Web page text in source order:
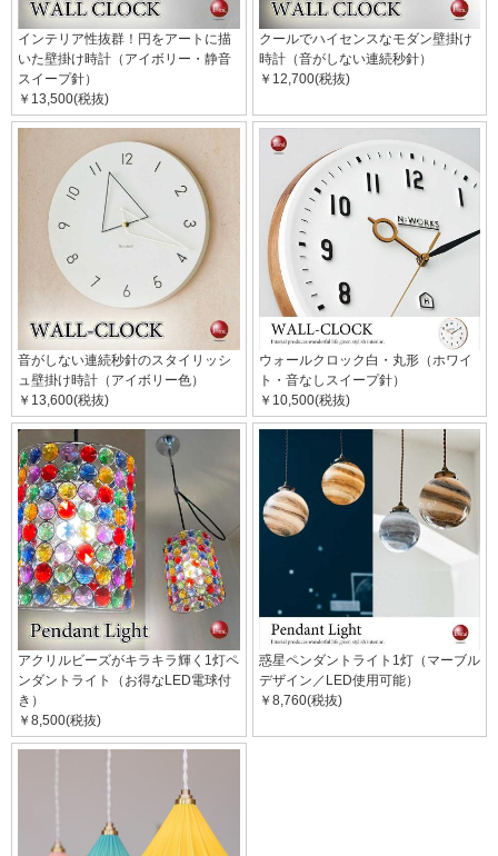
インテリア性抜群！円をアートに描
いた壁掛け時計（アイボリー・静音
スイープ針）
￥13,500(税抜)
クールでハイセンスなモダン壁掛け
時計（音がしない連続秒針）
￥12,700(税抜)
音がしない連続秒針のスタイリッシ
ュ壁掛け時計（アイボリー色）
￥13,600(税抜)
ウォールクロック白・丸形（ホワイ
ト・音なしスイープ針）
￥10,500(税抜)
アクリルビーズがキラキラ輝く1灯ペ
ンダントライト（お得なLED電球付
き）
￥8,500(税抜)
惑星ペンダントライト1灯（マーブル
デザイン／LED使用可能）
￥8,760(税抜)